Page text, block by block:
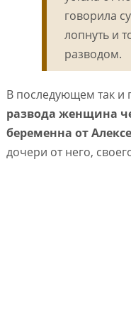
говорила
лопнуть и
разводом.
В последующем так и
развода женщина
беременна от
дочери от него,